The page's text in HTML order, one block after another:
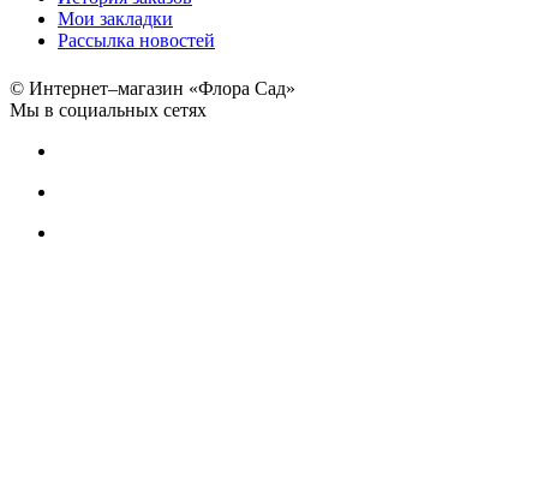
Мои закладки
Рассылка новостей
© Интернет–магазин «Флора Сад»
Мы в социальных сетях